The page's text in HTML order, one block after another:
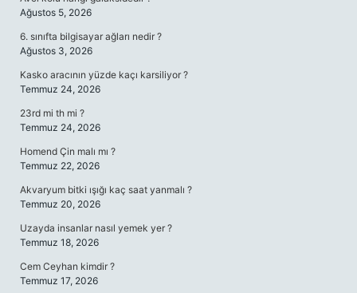
Ağustos 5, 2026
6. sınıfta bilgisayar ağları nedir ?
Ağustos 3, 2026
Kasko aracının yüzde kaçı karsiliyor ?
Temmuz 24, 2026
23rd mi th mi ?
Temmuz 24, 2026
Homend Çin malı mı ?
Temmuz 22, 2026
Akvaryum bitki ışığı kaç saat yanmalı ?
Temmuz 20, 2026
Uzayda insanlar nasıl yemek yer ?
Temmuz 18, 2026
Cem Ceyhan kimdir ?
Temmuz 17, 2026